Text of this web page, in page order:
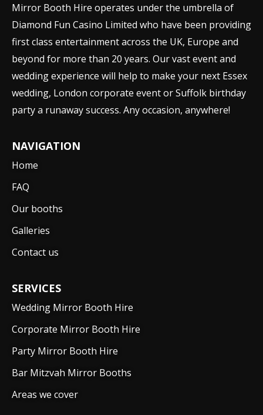
Mirror Booth Hire operates under the umbrella of
Diamond Fun Casino Limited who have been providing
first class entertainment across the UK, Europe and
beyond for more than 20 years. Our vast event and
wedding experience will help to make your next Essex
wedding, London corporate event or Suffolk birthday
party a runaway success. Any occasion, anywhere!
NAVIGATION
Home
FAQ
Our booths
Galleries
Contact us
SERVICES
Wedding Mirror Booth Hire
Corporate Mirror Booth Hire
Party Mirror Booth Hire
Bar Mitzvah Mirror Booths
Areas we cover